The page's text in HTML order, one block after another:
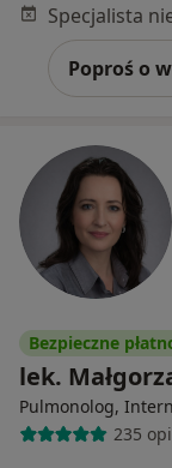
Poproś o
Bezpieczne
lek.
Pulmonolog,
235